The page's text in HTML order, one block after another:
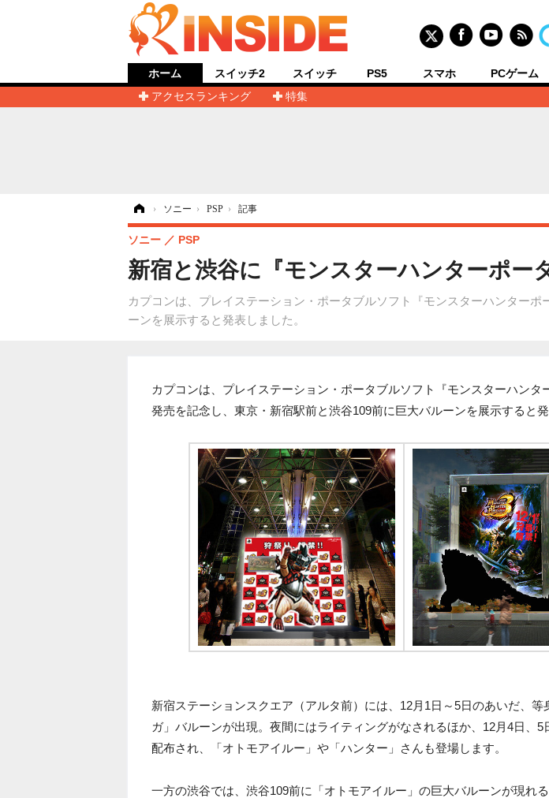
ホーム
アクセスランキング
特集
スイッチ2 スイッチ PS5 スマホ PCゲーム
› ソニー › PSP › 記事
新宿と渋谷に『モンスターハンターポー
カプコンは、プレイステーション・ポータブルソフト『モンスターハンター
ーンを展示すると発表しました。
ソニー PSP
カプコンは、プレイステーション・ポータブルソフト『モンスターハンタ
発売を記念し、東京・新宿駅前と渋谷109前に巨大バルーンを展示すると発
新宿ステーションスクエア（アルタ前）には、12月1日～5日のあいだ、等
ガ」バルーンが出現。夜間にはライティングがなされるほか、12月4日、5
配布され、「オトモアイルー」や「ハンター」さんも登場します。
一方の渋谷では、渋谷109前に「オトモアイルー」の巨大バルーンが現れ